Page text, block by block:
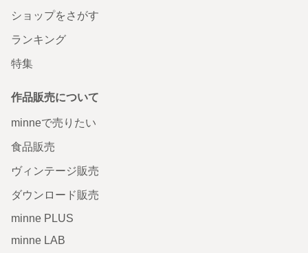
ショップをさがす
ランキング
特集
作品販売について
minneで売りたい
食品販売
ヴィンテージ販売
ダウンロード販売
minne PLUS
minne LAB